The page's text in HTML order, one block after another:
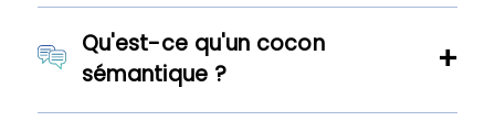
Qu'est-ce qu'un cocon
sémantique ?